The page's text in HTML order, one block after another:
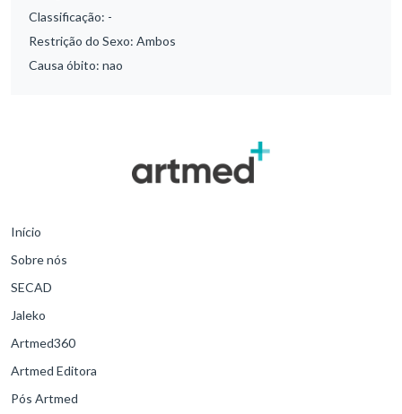
Classificação: -
Restrição do Sexo: Ambos
Causa óbito: nao
Início
Sobre nós
SECAD
Jaleko
Artmed360
Artmed Editora
Pós Artmed